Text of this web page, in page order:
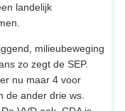
landelijk
milieubeweging
zo zegt de SEP.
nu maar 4 voor
de ander drie ws.